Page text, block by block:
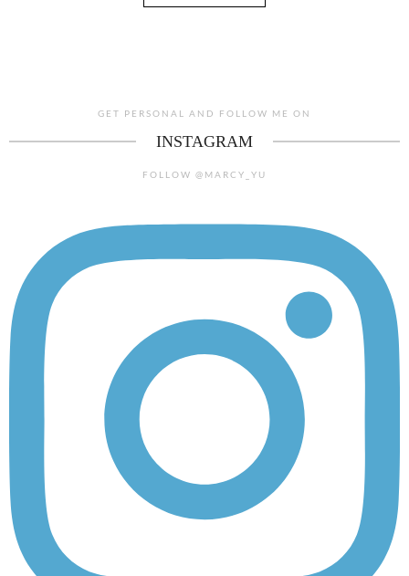
GET PERSONAL AND FOLLOW ME ON
INSTAGRAM
FOLLOW @MARCY_YU